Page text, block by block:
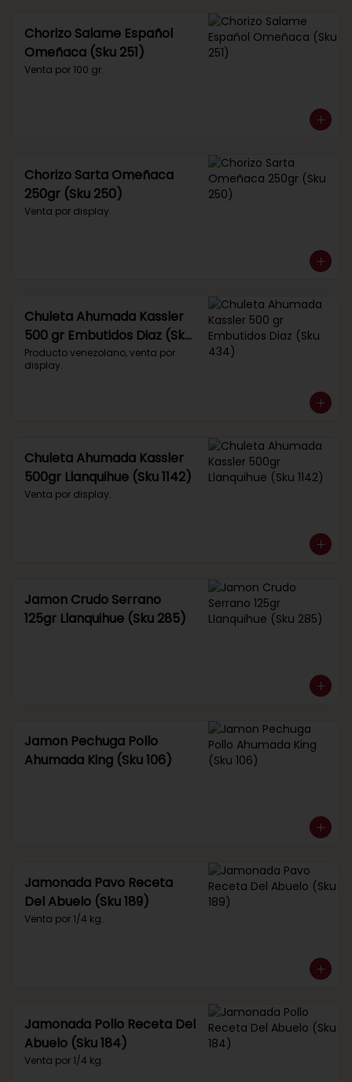
Chorizo Salame Español
Omeñaca (Sku 251)
Venta por 100 gr.
Chorizo Sarta Omeñaca
250gr (Sku 250)
Venta por display.
Chuleta Ahumada Kassler
500 gr Embutidos Diaz (Sku
434)
Producto venezolano, venta por
display.
Chuleta Ahumada Kassler
500gr Llanquihue (Sku 1142)
Venta por display.
Jamon Crudo Serrano
125gr Llanquihue (Sku 285)
Jamon Pechuga Pollo
Ahumada King (Sku 106)
Jamonada Pavo Receta
Del Abuelo (Sku 189)
Venta por 1/4 kg.
Jamonada Pollo Receta Del
Abuelo (Sku 184)
Venta por 1/4 kg.